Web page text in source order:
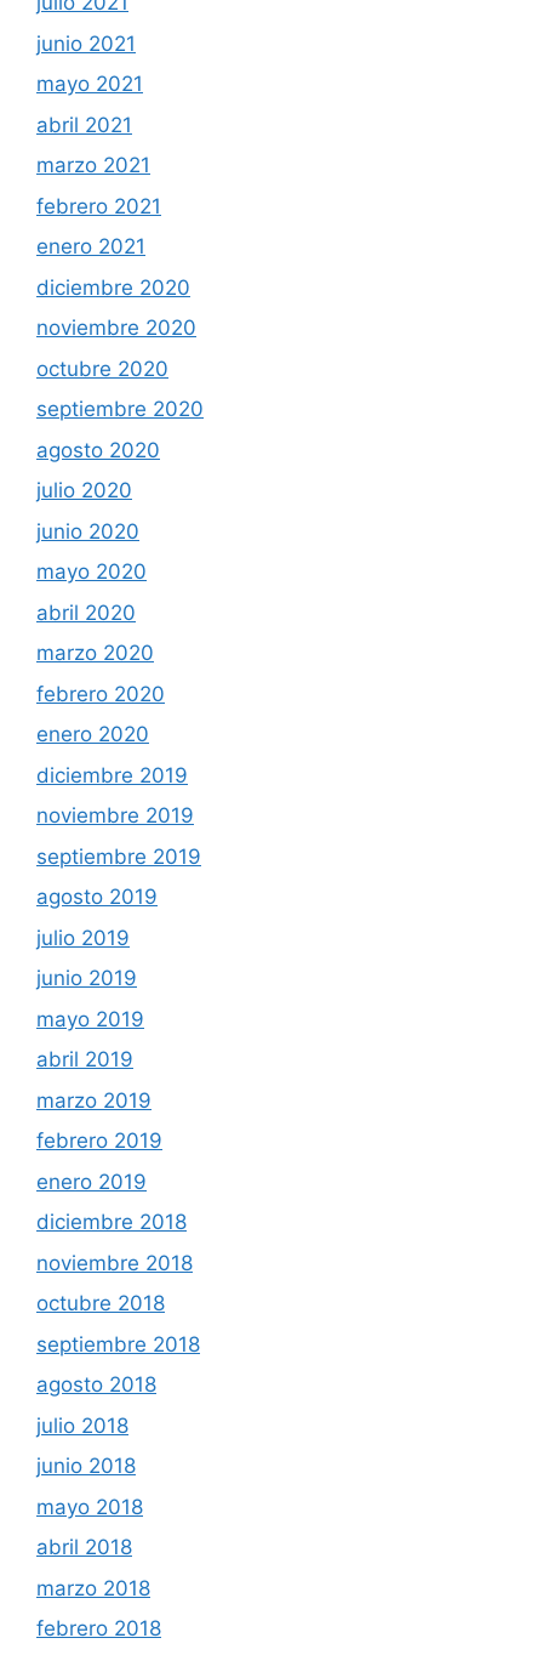
junio 2021
mayo 2021
abril 2021
marzo 2021
febrero 2021
enero 2021
diciembre 2020
noviembre 2020
octubre 2020
septiembre 2020
agosto 2020
julio 2020
junio 2020
mayo 2020
abril 2020
marzo 2020
febrero 2020
enero 2020
diciembre 2019
noviembre 2019
septiembre 2019
agosto 2019
julio 2019
junio 2019
mayo 2019
abril 2019
marzo 2019
febrero 2019
enero 2019
diciembre 2018
noviembre 2018
octubre 2018
septiembre 2018
agosto 2018
julio 2018
junio 2018
mayo 2018
abril 2018
marzo 2018
febrero 2018